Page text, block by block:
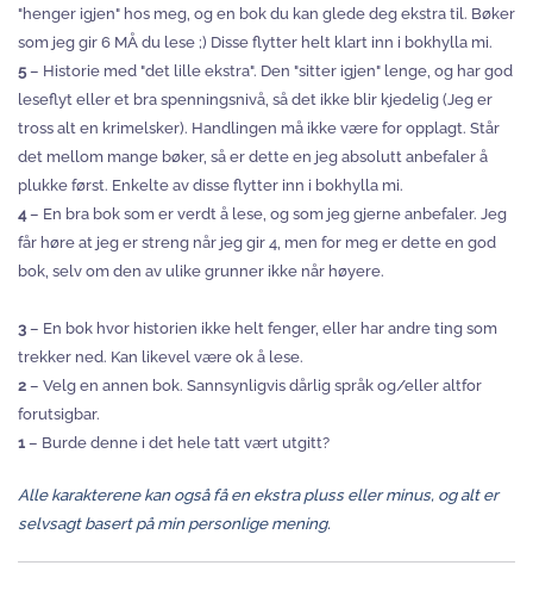
"henger igjen" hos meg, og en bok du kan glede deg ekstra til. Bøker
som jeg gir 6 MÅ du lese ;) Disse flytter helt klart inn i bokhylla mi.
5– Historie med "det lille ekstra". Den "sitter igjen" lenge, og har god
leseflyt eller et bra spenningsnivå, så det ikke blir kjedelig (Jeg er
tross alt en krimelsker). Handlingen må ikke være for opplagt. Står
det mellom mange bøker, så er dette en jeg absolutt anbefaler å
plukke først. Enkelte av disse flytter inn i bokhylla mi.
4– En bra bok som er verdt å lese, og som jeg gjerne anbefaler. Jeg
får høre at jeg er streng når jeg gir 4, men for meg er dette en god
bok, selv om den av ulike grunner ikke når høyere.
3– En bok hvor historien ikke helt fenger, eller har andre ting som
trekker ned. Kan likevel være ok å lese.
2– Velg en annen bok. Sannsynligvis dårlig språk og/eller altfor
forutsigbar.
1– Burde denne i det hele tatt vært utgitt?
Alle karakterene kan også få en ekstra pluss eller minus, og alt er
selvsagt basert på min personlige mening.